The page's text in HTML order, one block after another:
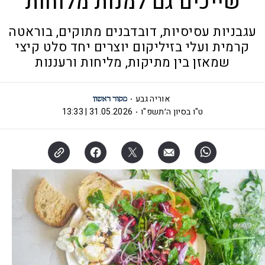
עגבניות עסיסיות, דובדבנים מתוקים, בוראטה
קרמית ועלי בזיליקום יוצרים יחד סלט קיצי
שמאזן בין מתיקות, מליחות ורעננות
אוריה גבע
ט"ו בסיון ה׳תשפ"ו
31.05.2026 | 13:33